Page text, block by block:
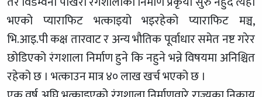
भएको प्याराफिट भत्काइयो भइरहेको प्याराफिट मञ्च,
भि.आइ.पी कक्ष तारवाट र अन्य भौतिक पूर्वाधार समेत नष्ट गरेर
छोडिएको रंगशाला निर्माण हुने कि नहुने भन्ने विषयमा अनिश्चित
रहेको छ । भत्काउन मात्र ४० लाख खर्च भएको छ ।